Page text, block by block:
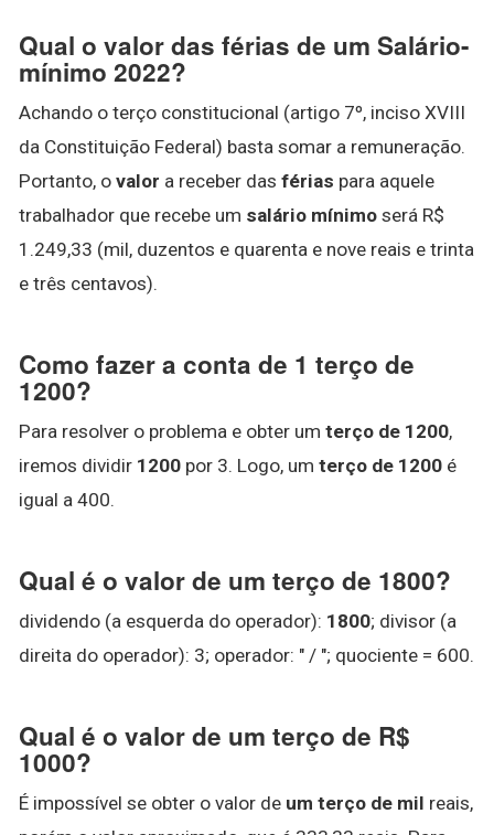
Qual o valor das férias de um Salário-
mínimo 2022?
Achando o terço constitucional (artigo 7º, inciso XVIII
da Constituição Federal) basta somar a remuneração.
Portanto, o valor a receber das férias para aquele
trabalhador que recebe um salário mínimo será R$
1.249,33 (mil, duzentos e quarenta e nove reais e trinta
e três centavos).
Como fazer a conta de 1 terço de
1200?
Para resolver o problema e obter um terço de 1200,
iremos dividir 1200 por 3. Logo, um terço de 1200 é
igual a 400.
Qual é o valor de um terço de 1800?
dividendo (a esquerda do operador): 1800; divisor (a
direita do operador): 3; operador: " / "; quociente = 600.
Qual é o valor de um terço de R$
1000?
É impossível se obter o valor de um terço de mil reais,